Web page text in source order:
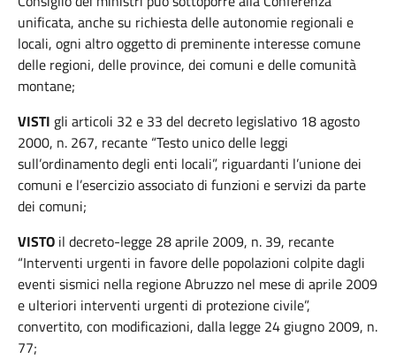
unificata, anche su richiesta delle autonomie regionali e
locali, ogni altro oggetto di preminente interesse comune
delle regioni, delle province, dei comuni e delle comunità
montane;
VISTI gli articoli 32 e 33 del decreto legislativo 18 agosto
2000, n. 267, recante “Testo unico delle leggi
sull’ordinamento degli enti locali”, riguardanti l’unione dei
comuni e l’esercizio associato di funzioni e servizi da parte
dei comuni;
VISTO il decreto-legge 28 aprile 2009, n. 39, recante
“Interventi urgenti in favore delle popolazioni colpite dagli
eventi sismici nella regione Abruzzo nel mese di aprile 2009
e ulteriori interventi urgenti di protezione civile”,
convertito, con modificazioni, dalla legge 24 giugno 2009, n.
77;